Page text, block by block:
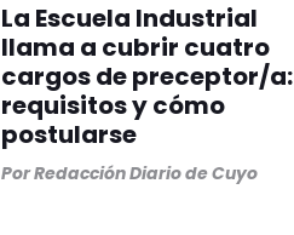
La Escuela Industrial
llama a cubrir cuatro
cargos de preceptor/a:
requisitos y cómo
postularse
PorRedacción Diario de Cuyo